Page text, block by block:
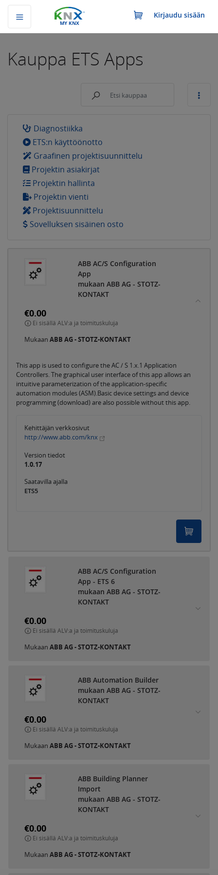
MY KNX
Kirjaudu sisään
Kauppa ETS Apps
Diagnostiikka
ETS:n käyttöönotto
Graafinen projektisuunnittelu
Projektin asiakirjat
Projektin hallinta
Projektin vienti
Projektisuunnittelu
Sovelluksen sisäinen osto
ABB AC/S Configuration
App
mukaan ABB AG - STOTZ-
KONTAKT
€0.00
Ei sisällä ALV:a ja toimituskuluja
Mukaan ABB AG - STOTZ-KONTAKT
This app is used to configure the AC / S 1.x.1 Application
Controllers. The graphical user interface of this app allows an
intuitive parameterization of the application-specific
automation modules (ASM).Basic device settings and device
programming (download) are also possible without this app.
Kehittäjän verkkosivut
http://www.abb.com/knx
Version tiedot
1.0.17
Saatavilla ajalla
ETS5
ABB AC/S Configuration
App - ETS 6
mukaan ABB AG - STOTZ-
KONTAKT
€0.00
Ei sisällä ALV:a ja toimituskuluja
Mukaan ABB AG - STOTZ-KONTAKT
ABB Automation Builder
mukaan ABB AG - STOTZ-
KONTAKT
€0.00
Ei sisällä ALV:a ja toimituskuluja
Mukaan ABB AG - STOTZ-KONTAKT
ABB Building Planner
Import
mukaan ABB AG - STOTZ-
KONTAKT
€0.00
Ei sisällä ALV:a ja toimituskuluja
Mukaan ABB AG - STOTZ-KONTAKT